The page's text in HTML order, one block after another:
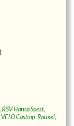
,RSV Hansa Soest,
VELO Castrop-Rauxel,